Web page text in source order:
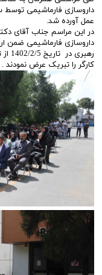
داروسازی فارماشیمی توسط
عمل آورده شد.
در این مراسم جناب آقای
داروسازی فارماشیمی ضمن
کارگر را تبریک عرض نمودند .